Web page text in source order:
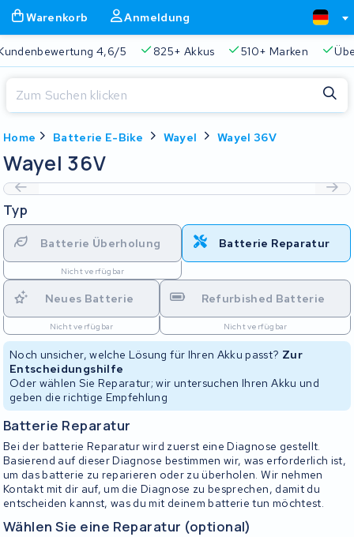
Warenkorb Anmeldung
4,6/5 825+ Akkus 510+ Marken
Home Batterie E-Bike Wayel Wayel 36V
Wayel 36V
Typ
Batterie Überholung
Nicht verfügbar
Batterie Reparatur
Neues Batterie
Nicht verfügbar
Refurbished Batterie
Nicht verfügbar
Noch unsicher, welche Lösung für Ihren Akku passt? Zur
Entscheidungshilfe
Oder wählen Sie Reparatur; wir untersuchen Ihren Akku und
geben die richtige Empfehlung
Batterie Reparatur
Bei der batterie Reparatur wird zuerst eine Diagnose gestellt.
Basierend auf dieser Diagnose bestimmen wir, was erforderlich ist,
um das batterie zu reparieren oder zu überholen. Wir nehmen
Kontakt mit dir auf, um die Diagnose zu besprechen, damit du
entscheiden kannst, was du mit deinem batterie tun möchtest.
Wählen Sie eine Reparatur (optional)
Ihr Warenkorb ist leer.
2 Jahre Garantie
Schließen
Beginnen Sie mit der Eingabe in der Suchleiste, um zu suchen